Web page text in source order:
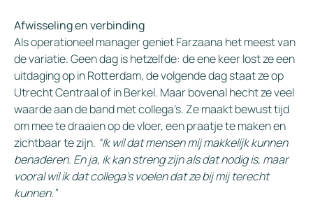
Afwisseling en verbinding
Als operationeel manager geniet Farzaana het meest van
de variatie. Geen dag is hetzelfde: de ene keer lost ze een
uitdaging op in Rotterdam, de volgende dag staat ze op
Utrecht Centraal of in Berkel. Maar bovenal hecht ze veel
waarde aan de band met collega’s. Ze maakt bewust tijd
om mee te draaien op de vloer, een praatje te maken en
zichtbaar te zijn. “Ik wil dat mensen mij makkelijk kunnen
benaderen. En ja, ik kan streng zijn als dat nodig is, maar
vooral wil ik dat collega’s voelen dat ze bij mij terecht
kunnen.”